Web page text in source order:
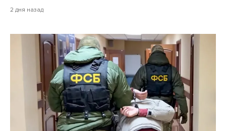
2 дня назад